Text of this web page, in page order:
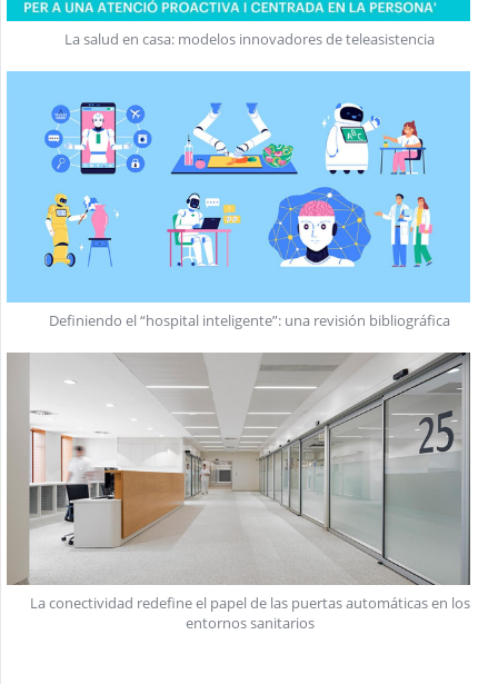
La salud en casa: modelos innovadores de teleasistencia
Definiendo el “hospital inteligente”: una revisión bibliográfica
La conectividad redefine el papel de las puertas automáticas en los
entornos sanitarios